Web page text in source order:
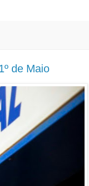
de Maio